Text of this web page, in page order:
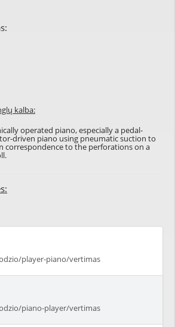
kalba:
operated piano, especially a pedal-
driven piano using pneumatic suction to
correspondence to the perforations on a
player-piano/vertimas
piano-player/vertimas